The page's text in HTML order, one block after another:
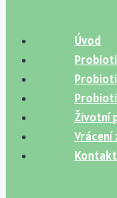
Úvod
Životní
Vrácení
Kontakt